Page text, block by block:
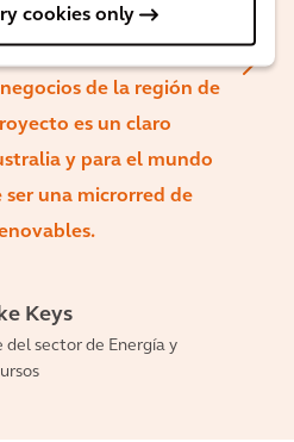
cookies only
energía 100%
de la región de
es un claro
y para el mundo
ser una microrred de
Keys
del sector de Energía y